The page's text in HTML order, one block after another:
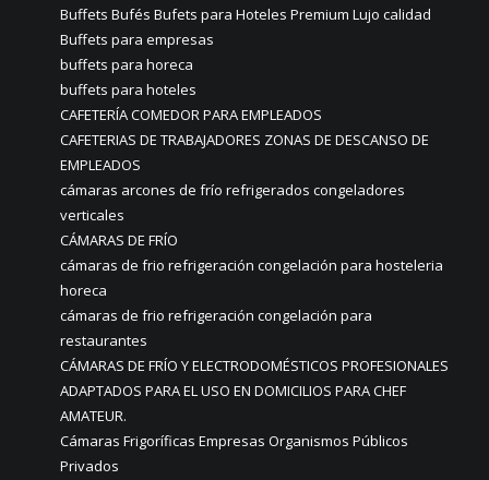
Buffets Bufés Bufets para Hoteles Premium Lujo calidad
Buffets para empresas
buffets para horeca
buffets para hoteles
CAFETERÍA COMEDOR PARA EMPLEADOS
CAFETERIAS DE TRABAJADORES ZONAS DE DESCANSO DE
EMPLEADOS
cámaras arcones de frío refrigerados congeladores
verticales
CÁMARAS DE FRÍO
cámaras de frio refrigeración congelación para hosteleria
horeca
cámaras de frio refrigeración congelación para
restaurantes
CÁMARAS DE FRÍO Y ELECTRODOMÉSTICOS PROFESIONALES
ADAPTADOS PARA EL USO EN DOMICILIOS PARA CHEF
AMATEUR.
Cámaras Frigoríficas Empresas Organismos Públicos
Privados